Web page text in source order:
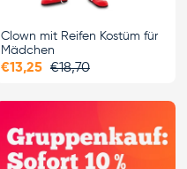
Clown mit Reifen Kostüm für
Mädchen
€13,25 €18,70